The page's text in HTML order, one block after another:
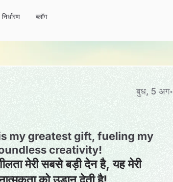
ब्लॉग
बुध, 5 अग॰
my greatest gift, fueling my
creativity!
मेरी सबसे बड़ी देन है, यह मेरी